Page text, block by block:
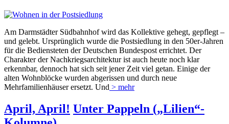
Am Darmstädter Südbahnhof wird das Kollektive gehegt, gepflegt –
und gelebt. Ursprünglich wurde die Postsiedlung in den 50er-Jahren
für die Bediensteten der Deutschen Bundespost errichtet. Der
Charakter der Nachkriegsarchitektur ist auch heute noch klar
erkennbar, dennoch hat sich seit jener Zeit viel getan. Einige der
alten Wohnblöcke wurden abgerissen und durch neue
Mehrfamilienhäuser ersetzt. Und > mehr
April, April! Unter Pappeln („Lilien“-